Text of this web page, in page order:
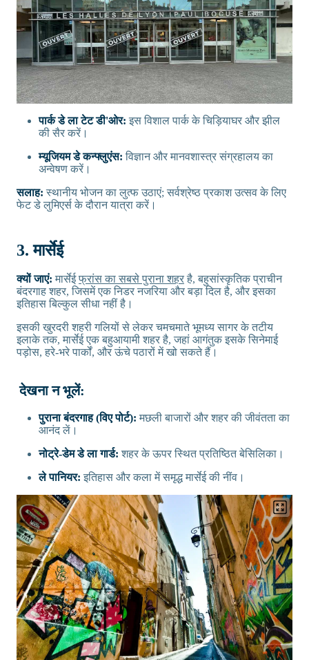
पार्क डे ला टेट डी'ओर:इस विशाल पार्क के चिड़ियाघर और झील
की सैर करें।
म्यूजियम डे कन्फ्लुएंस:विज्ञान और मानवशास्त्र संग्रहालय का
अन्वेषण करें।
सलाह: स्थानीय भोजन का लुत्फ उठाएं; सर्वश्रेष्ठ प्रकाश उत्सव के लिए
फेट डे लुमिएर्स के दौरान यात्रा करें।
3. मार्सेई
क्यों जाएं: मार्सेईफ्रांस का सबसे पुराना शहरहै, बहुसांस्कृतिक प्राचीन
बंदरगाह शहर, जिसमें एक निडर नजरिया और बड़ा दिल है, और इसका
इतिहास बिल्कुल सीधा नहीं है।
इसकी खुरदरी शहरी गलियों से लेकर चमचमाते भूमध्य सागर के तटीय
इलाके तक, मार्सेई एक बहुआयामी शहर है, जहां आगंतुक इसके सिनेमाई
पड़ोस, हरे-भरे पार्कों, और ऊंचे पठारों में खो सकते हैं।
देखना न भूलें:
पुराना बंदरगाह (विए पोर्ट):मछली बाजारों और शहर की जीवंतता का
आनंद लें।
नोट्रे-डेम डे ला गार्ड:शहर के ऊपर स्थित प्रतिष्ठित बेसिलिका।
ले पानियर: इतिहास और कला में समृद्ध मार्सेई की नींव।